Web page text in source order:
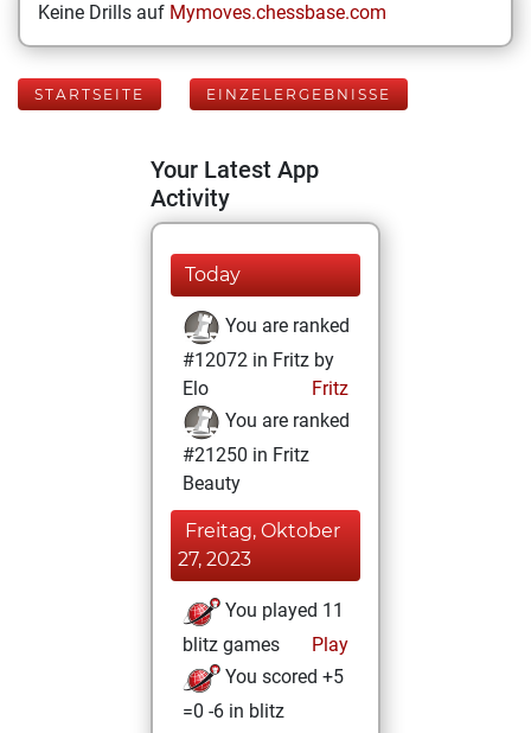
Keine Drills auf Mymoves.chessbase.com
STARTSEITE EINZELERGEBNISSE
Your Latest App
Activity
Today
You are ranked
#12072 in Fritz by
Elo
Fritz
You are ranked
#21250 in Fritz
Beauty
Freitag, Oktober
27, 2023
You played 11
blitz games
Play
You scored +5
=0 -6 in blitz